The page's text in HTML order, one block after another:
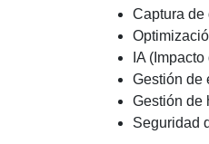
Captura de
IA
Gestión de
Gestión de
Seguridad